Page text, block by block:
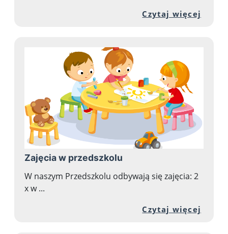
Czytaj więcej
Zajęcia w przedszkolu
W naszym Przedszkolu odbywają się zajęcia: 2
x w ...
Czytaj więcej